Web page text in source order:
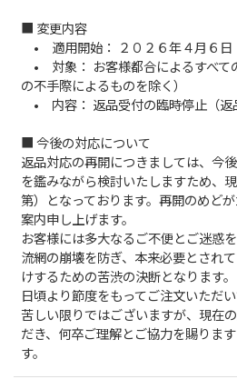
■ 変更内容
• 適用開始： ２０２６年４月６日
• 対象： お客様都合によるすべ
の不手際によるものを除く）
• 内容： 返品受付の臨時停止（返
■ 今後の対応について
返品対応の再開につきましては、今
を鑑みながら検討いたしますため、
第）となっております。再開のめど
案内申し上げます。
お客様には多大なるご不便とご迷惑
流網の崩壊を防ぎ、本来必要とされ
けするための苦渋の決断となります。
日頃より節度をもってご注文いただ
苦しい限りではございますが、現在
だき、何卒ご理解とご協力を賜りま
す。